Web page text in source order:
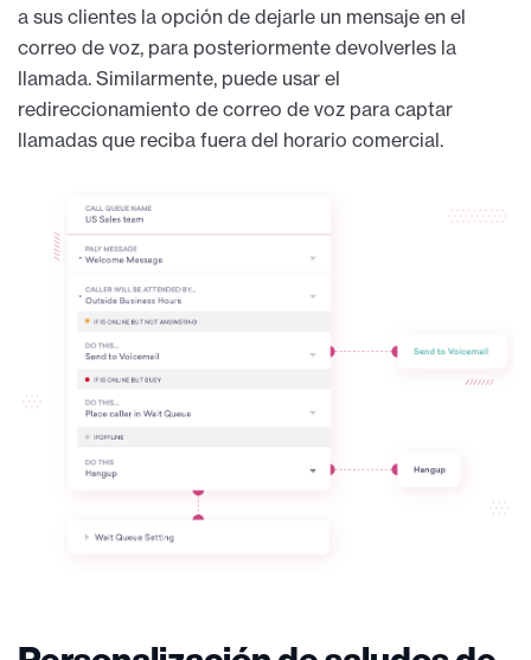
a sus clientes la opción de dejarle un mensaje en el
correo de voz, para posteriormente devolverles la
llamada. Similarmente, puede usar el
redireccionamiento de correo de voz para captar
llamadas que reciba fuera del horario comercial.